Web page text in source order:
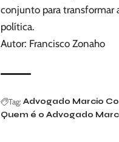
conjunto para transformar
política.
Autor: Francisco Zonaho
Tag: Advogado Marcio
Quem é o Advogado